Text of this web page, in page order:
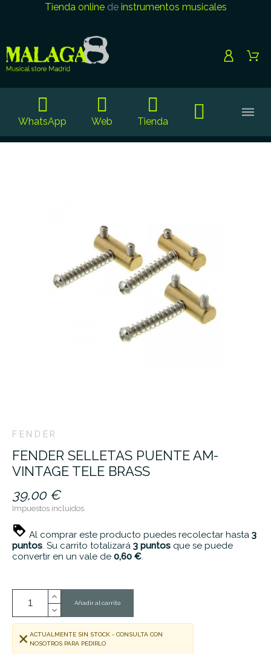
Tienda onlinede instrumentos musicales
WhatsApp Web Tienda
FENDER
FENDER SELLETAS PUENTE AM-
VINTAGE TELE BRASS
39,00 €
Impuestos incluidos
Al comprar este producto puedes recolectar hasta 3
puntos. Su carrito totalizará 3 puntos que se puede
convertir en un vale de 0,60 €.
Añadir al carrito
ACTUALMENTE SIN STOCK - CONSULTA CON
NOSOTROS PARA PEDIRLO